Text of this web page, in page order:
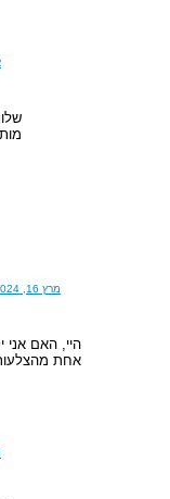
מרץ 16, 2024 ב 12:57
היי, האם אני
אחת